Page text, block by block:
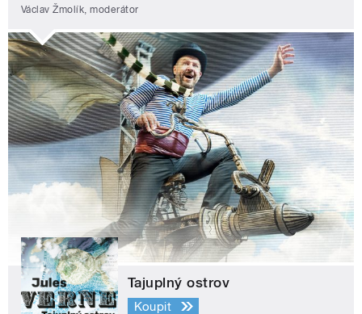
Václav Žmolík, moderátor
Tajuplný ostrov
Koupit